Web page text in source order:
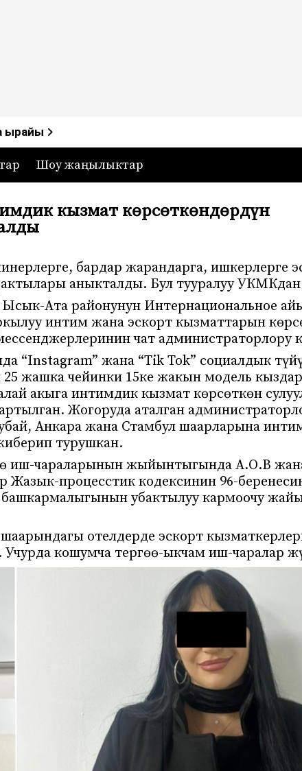
— Кыргызстан
ырайы
Шоу жаңылыктар
кызмат көрсөткөндөрдүн
бардар жарандарга, ишкерлерге
аныкталды. Бул тууралуу
Ысык-Ата районунун Интернациональное
интим жана эскорт кызматтарын
чат администраторлору
“Instagram” жана “Tik Tok” социалдык
жашка чейинки 15ке жакын модель
акыга интимдик кызмат көрсөткөн
Жогоруда аталган
Анкара жана Стамбул шаарларына
турушкан.
иш-чараларынын жыйынтыгында А.О.В
процесстик кодексинин 96-
убактылуу кармоочу
отелдерде эскорт
кошумча тергөө-ыкчам иш-чаралар